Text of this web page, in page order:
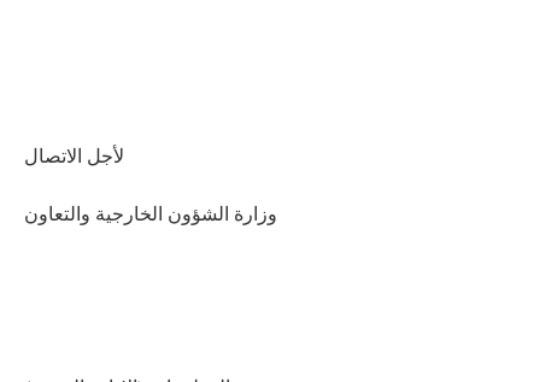
لأجل الاتصال
وزارة الشؤون الخارجية والتعاون